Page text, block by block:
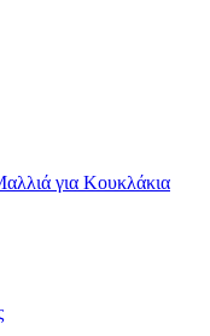
για Κουκλάκια